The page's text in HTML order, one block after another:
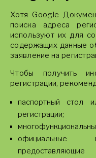
Хотя Google
поиска адреса
используют их для
содержащих данные
заявление на
Чтобы получить
регистрации,
паспортный стол
регистрации;
официальные